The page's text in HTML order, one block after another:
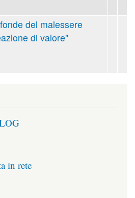
del malessere
di valore"
in rete